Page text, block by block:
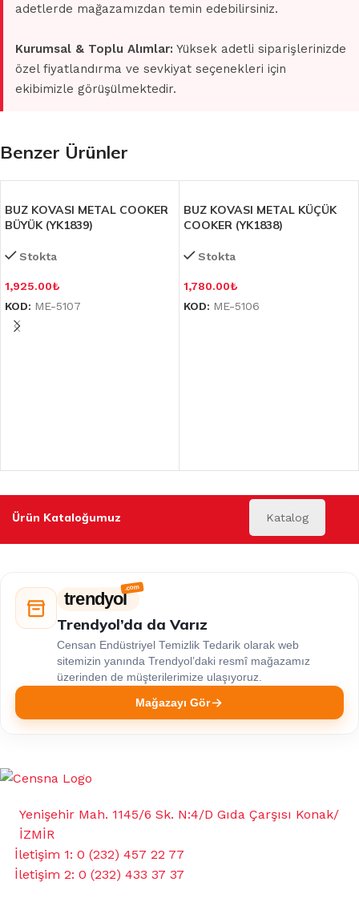
adetlerde mağazamızdan temin edebilirsiniz.
Kurumsal & Toplu Alımlar: Yüksek adetli siparişlerinizde
özel fiyatlandırma ve sevkiyat seçenekleri için
ekibimizle görüşülmektedir.
Benzer Ürünler
BUZ KOVASI METAL COOKER
BÜYÜK (YK1839)
Stokta
1,925.00₺
KOD: ME-5107
BUZ KOVASI METAL KÜÇÜK
COOKER (YK1838)
Stokta
1,780.00₺
KOD: ME-5106
Ürün Kataloğumuz Katalog
trendyol
Trendyol’da da Varız
Censan Endüstriyel Temizlik Tedarik olarak web
sitemizin yanında Trendyol’daki resmî mağazamız
üzerinden de müşterilerimize ulaşıyoruz.
Mağazayı Gör
Yenişehir Mah. 1145/6 Sk. N:4/D Gıda Çarşısı Konak/
İZMİR
İletişim 1: 0 (232) 457 22 77
İletişim 2: 0 (232) 433 37 37